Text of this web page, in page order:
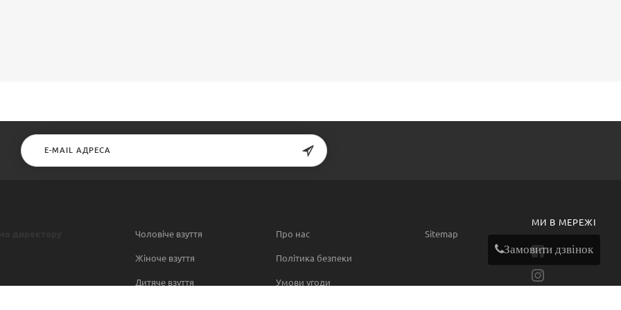
Чоловіче взуття
Жіноче взуття
Дитяче взуття
Про нас
Політика безпеки
Умови угоди
Sitemap
МИ В МЕРЕЖІ
Замовити дзвінок